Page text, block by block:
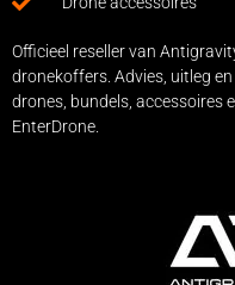
Officieel reseller van
dronekoffers. Advies, uitleg
drones, bundels, accessoires
EnterDrone.